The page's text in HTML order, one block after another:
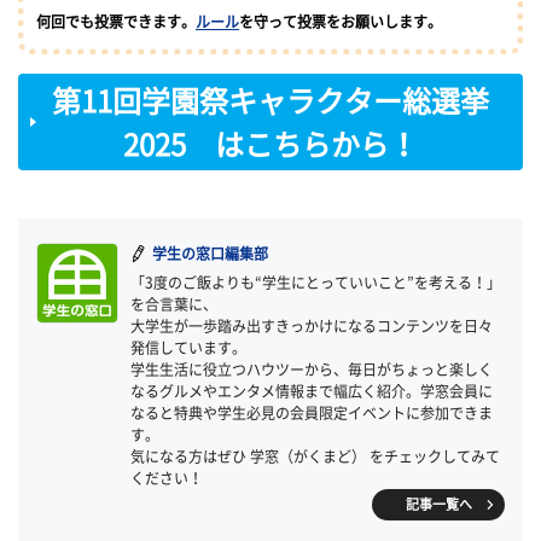
何回でも投票できます。 ルールを守って投票をお願いします。
第11回学園祭キャラクター総選挙
2025 はこちらから！
学生の窓口編集部
「3度のご飯よりも“学生にとっていいこと”を考える！」
を合言葉に、
大学生が一歩踏み出すきっかけになるコンテンツを日々
発信しています。
学生生活に役立つハウツーから、毎日がちょっと楽しく
なるグルメやエンタメ情報まで幅広く紹介。学窓会員に
なると特典や学生必見の会員限定イベントに参加できま
す。
気になる方はぜひ 学窓（がくまど） をチェックしてみて
ください！
記事一覧へ